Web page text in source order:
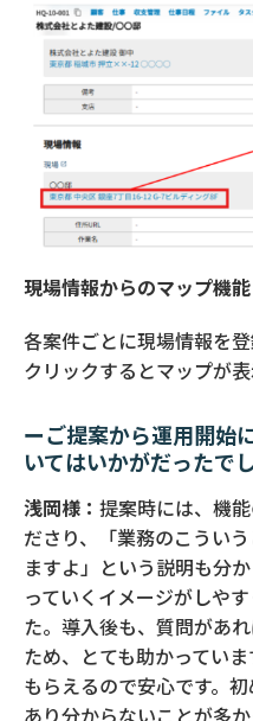
現場情報からのマップ機能
各案件ごとに現場情報を
クリックするとマップが表
ーご提案から運用開始
いてはいかがだったで
浅岡様： 提案時には、機
ださり、「業務のこうい
ますよ」という説明も分
っていくイメージがしや
た。導入後も、質問があ
ため、とても助かってい
もらえるので安心です。
あり分からないことが多